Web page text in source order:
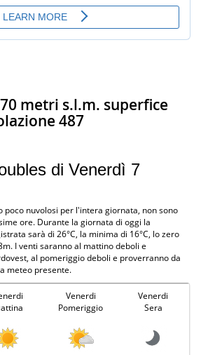
metri s.l.m. superfice
487
di Venerdì 7
poco nuvolosi per l'intera giornata, non sono
ore. Durante la giornata di oggi la
sarà di 26°C, la minima di 16°C, lo zero
I venti saranno al mattino deboli e
al pomeriggio deboli e proverranno da
meteo presente.
Venerdi
Pomeriggio
Venerdi
Sera